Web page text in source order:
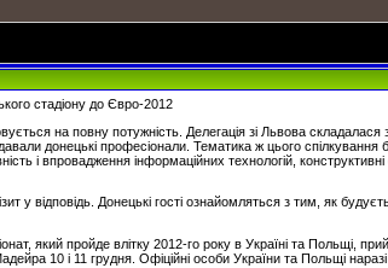
стадіону до Євро-2012
на повну потужність. Делегація зі Львова
давали донецькі професіонали. Тематика ж цього
і впровадження інформаційних технологій, конструктивні
у відповідь. Донецькі гості ознайомляться з тим, як
який пройде влітку 2012-го року в Україні та Польщі,
10 і 11 грудня. Офіційні особи України та Польщі